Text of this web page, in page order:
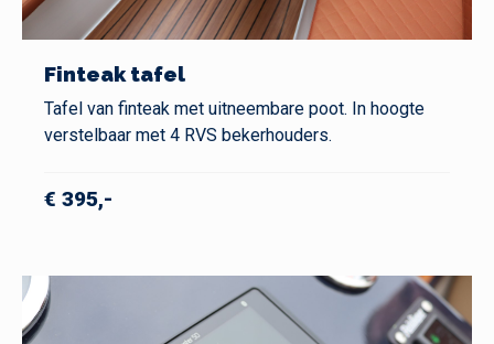
Finteak tafel
Tafel van finteak met uitneembare poot. In hoogte
verstelbaar met 4 RVS bekerhouders.
€ 395,-